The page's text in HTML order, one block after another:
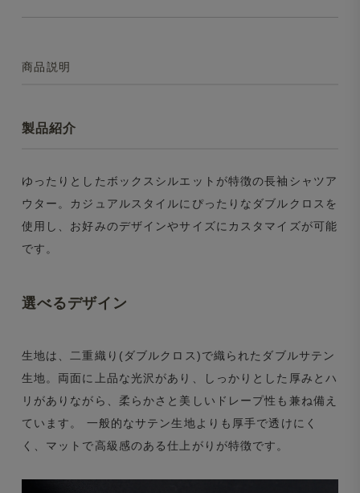
商品説明
製品紹介
ゆったりとしたボックスシルエットが特徴の長袖シャツア
ウター。カジュアルスタイルにぴったりなダブルクロスを
使用し、お好みのデザインやサイズにカスタマイズが可能
です。
選べるデザイン
生地は、二重織り(ダブルクロス)で織られたダブルサテン
生地。両面に上品な光沢があり、しっかりとした厚みとハ
リがありながら、柔らかさと美しいドレープ性も兼ね備え
ています。 一般的なサテン生地よりも厚手で透けにく
く、マットで高級感のある仕上がりが特徴です。